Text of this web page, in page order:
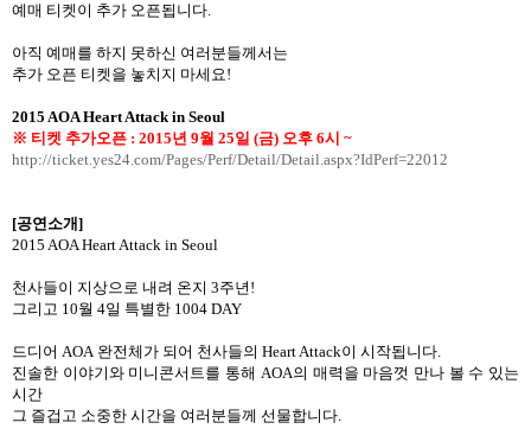
예매 티켓이 추가 오픈됩니다.
아직 예매를 하지 못하신 여러분들께서는
추가 오픈 티켓을 놓치지 마세요!
2015 AOA Heart Attack in Seoul
※ 티켓 추가오픈 : 2015년 9월 25일 (금) 오후 6시 ~
http://ticket.yes24.com/Pages/Perf/Detail/Detail.aspx?IdPerf=22012
[공연소개]
2015 AOA Heart Attack in Seoul
천사들이 지상으로 내려 온지 3주년 !
그리고 10월 4일 특별한 1004 DAY
드디어 AOA 완전체가 되어 천사들의 Heart Attack이 시작됩니다.
진솔한 이야기와 미니콘서트를 통해 AOA의 매력을 마음껏 만나 볼 수 있는
시간
그 즐겁고 소중한 시간을 여러분들께 선물합니다.